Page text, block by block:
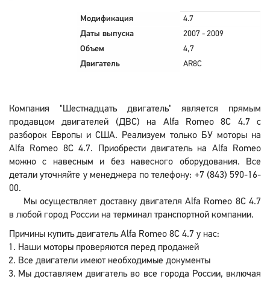
Модификация
4.7
Даты выпуска
2007 - 2009
Объем
4,7
Двигатель
AR8C
Компания "Шестнадцать двигатель" является прямым
продавцом двигателей (ДВС) на Alfa Romeo 8C 4.7 с
разборок Европы и США. Реализуем только БУ моторы на
Alfa Romeo 8C 4.7. Приобрести двигатель на Alfa Romeo
можно с навесным и без навесного оборудования. Все
детали уточняйте у менеджера по телефону: +7 (843) 590-16-
00.
Мы осуществляет доставку двигателя Alfa Romeo 8C 4.7
в любой город России на терминал транспортной компании.
Причины купить двигатель Alfa Romeo 8C 4.7 у нас:
Наши моторы проверяются перед продажей
Все двигатели имеют необходимые документы
Мы доставляем двигатель во все города России, включая